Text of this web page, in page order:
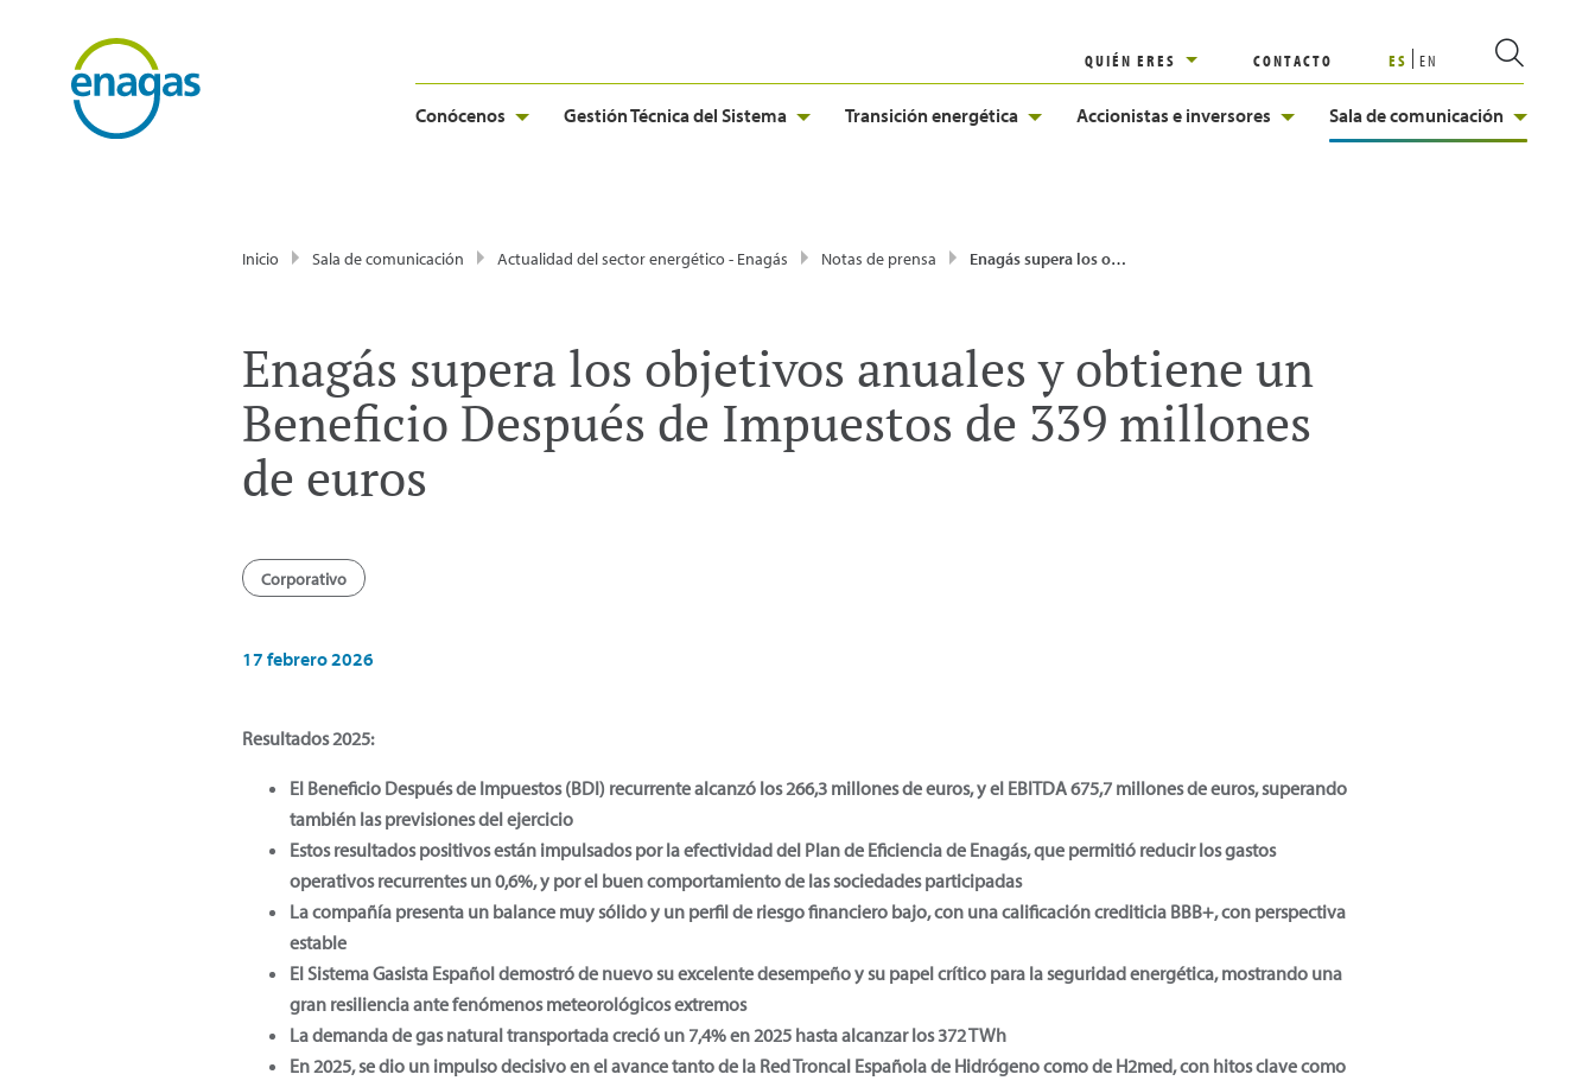
QUIÉN ERES CONTACTO ES EN
Conócenos Gestión Técnica del Sistema Transición energética Accionistas e inversores Sala de comunicación
Inicio Sala de comunicación Actualidad del sector energético - Enagás Notas de prensa Enagás supera los objetivos anuales y obtiene un Beneficio Después de Impuestos de 339 millones de euros
Enagás supera los objetivos anuales y obtiene un
Beneficio Después de Impuestos de 339 millones
de euros
Corporativo
17 febrero 2026
Resultados 2025:
El Beneficio Después de Impuestos (BDI) recurrente alcanzó los 266,3 millones de euros, y el EBITDA 675,7 millones de euros, superando
también las previsiones del ejercicio
Estos resultados positivos están impulsados por la efectividad del Plan de Eficiencia de Enagás, que permitió reducir los gastos
operativos recurrentes un 0,6%, y por el buen comportamiento de las sociedades participadas
La compañía presenta un balance muy sólido y un perfil de riesgo financiero bajo, con una calificación crediticia BBB+, con perspectiva
estable
El Sistema Gasista Español demostró de nuevo su excelente desempeño y su papel crítico para la seguridad energética, mostrando una
gran resiliencia ante fenómenos meteorológicos extremos
La demanda de gas natural transportada creció un 7,4% en 2025 hasta alcanzar los 372 TWh
En 2025, se dio un impulso decisivo en el avance tanto de la Red Troncal Española de Hidrógeno como de H2med, con hitos clave como